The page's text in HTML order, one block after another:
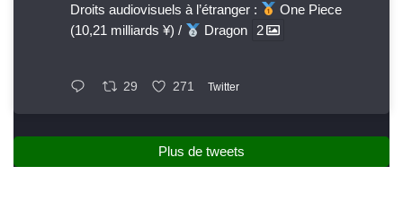
Droits audiovisuels à l’étranger :
One Piece
(10,21 milliards ¥) /
Dragon 2
29 271 Twitter
Plus de tweets